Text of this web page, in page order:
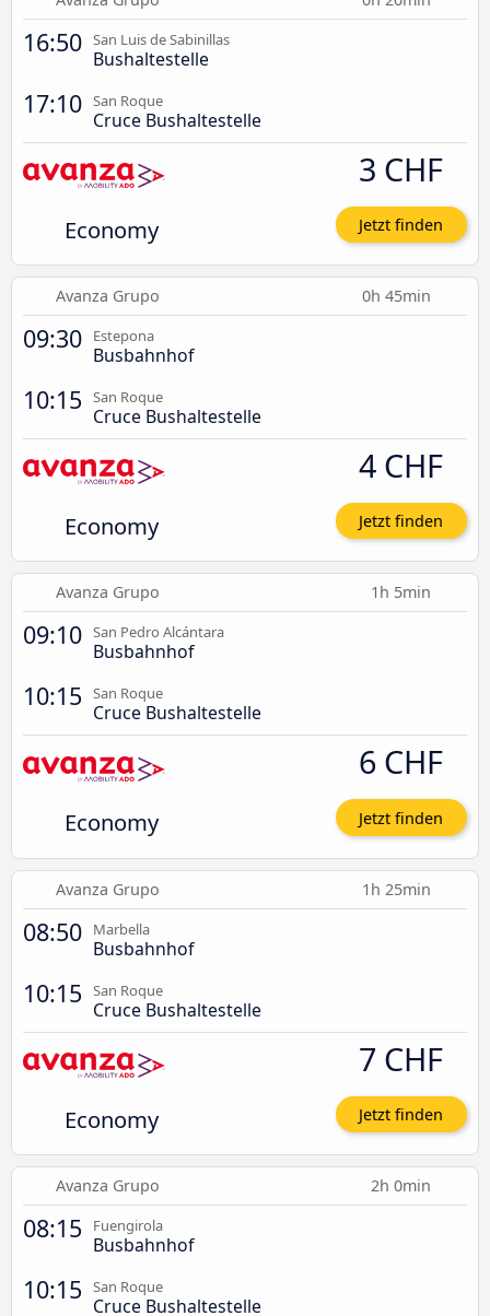
16:50 San Luis de Sabinillas
Bushaltestelle
17:10 San Roque
Cruce Bushaltestelle
Economy
3 CHF
Jetzt finden
Avanza Grupo 0h 45min
09:30 Estepona
Busbahnhof
10:15 San Roque
Cruce Bushaltestelle
Economy
4 CHF
Jetzt finden
Avanza Grupo 1h 5min
09:10 San Pedro Alcántara
Busbahnhof
10:15 San Roque
Cruce Bushaltestelle
Economy
6 CHF
Jetzt finden
Avanza Grupo 1h 25min
08:50 Marbella
Busbahnhof
10:15 San Roque
Cruce Bushaltestelle
Economy
7 CHF
Jetzt finden
Avanza Grupo 2h 0min
08:15 Fuengirola
Busbahnhof
10:15 San Roque
Cruce Bushaltestelle